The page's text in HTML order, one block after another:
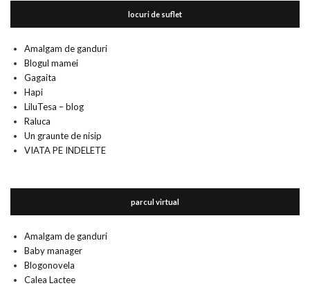
locuri de suflet
Amalgam de ganduri
Blogul mamei
Gagaita
Hapi
LiluTesa – blog
Raluca
Un graunte de nisip
VIATA PE INDELETE
parcul virtual
Amalgam de ganduri
Baby manager
Blogonovela
Calea Lactee